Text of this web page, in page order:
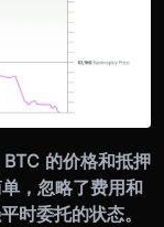
的价格和抵押
，忽略了费用和
时委托的状态。